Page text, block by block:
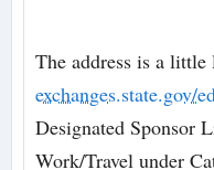
The address is a
exchanges.state.gov/
Designated Sponsor
Work/Travel under